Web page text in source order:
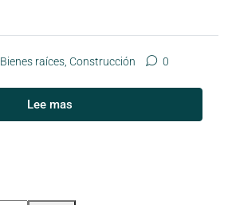
Bienes raíces, Construcción 0
Lee mas